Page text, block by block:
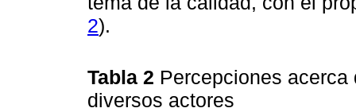
2).
Tabla 2 Percepciones
diversos actores